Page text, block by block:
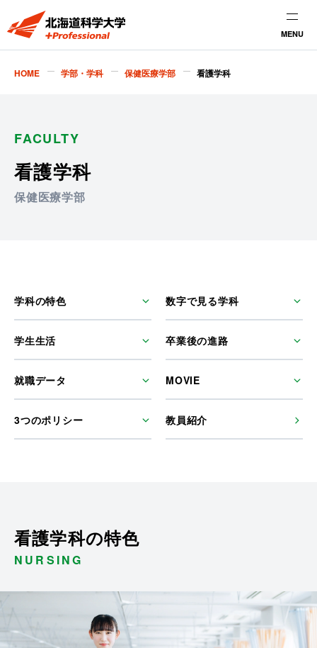
MENU
HOME 学部・学科 保健医療学部 看護学科
FACULTY
看護学科
保健医療学部
学科の特色 数字で見る学科
学生生活 卒業後の進路
就職データ MOVIE
3つのポリシー 教員紹介
NURSING
看護学科の特色